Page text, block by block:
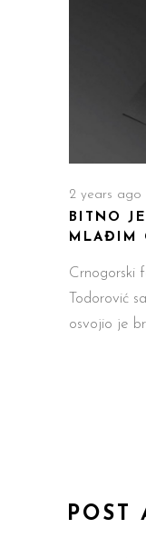
2 years ago
BITNO
MLAĐIM
Crnogorski
Todorović
osvojio je
POST